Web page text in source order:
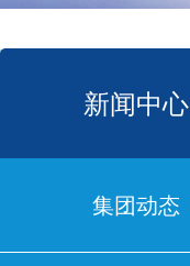
新闻中心
集团动态